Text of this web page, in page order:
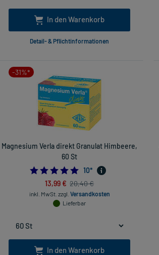
In den Warenkorb
Detail- & Pflichtinformationen
-31%*
Magnesium Verla direkt Granulat Himbeere,
60 St
4.8
10*
13,99 € 20,40 €
inkl. MwSt. zzgl. Versandkosten
Lieferbar
In den Warenkorb